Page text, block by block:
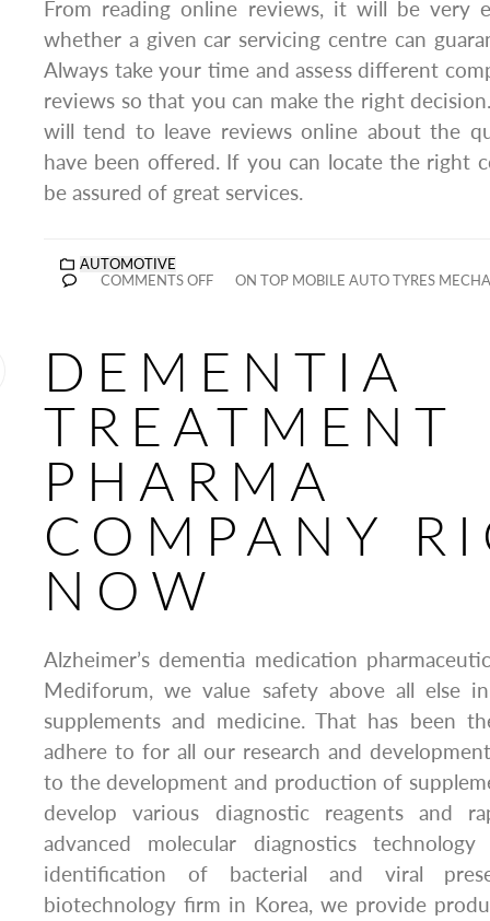
From reading online reviews, it will be very
whether a given car servicing centre can
Always take your time and assess different
reviews so that you can make the right
will tend to leave reviews online about the
have been offered. If you can locate the right
be assured of great services.
AUTOMOTIVE
COMMENTS OFF
ON TOP MOBILE AUTO TYRES
DEMENTIA
TREATMENT
PHARMA
COMPANY
NOW
Alzheimer’s dementia medication
Mediforum, we value safety above all else
supplements and medicine. That has been
adhere to for all our research and
to the development and production of
develop various diagnostic reagents and
advanced molecular diagnostics
identification of bacterial and viral
biotechnology firm in Korea, we provide